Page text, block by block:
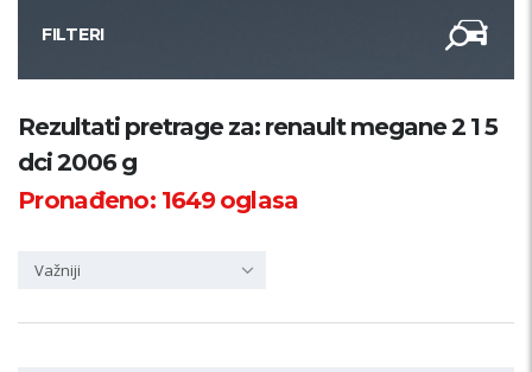
FILTERI
Kategorija
Županija
Rezultati pretrage za: renault megane 2 1 5
dci 2006 g
Pronađeno: 1649oglasa
Važniji